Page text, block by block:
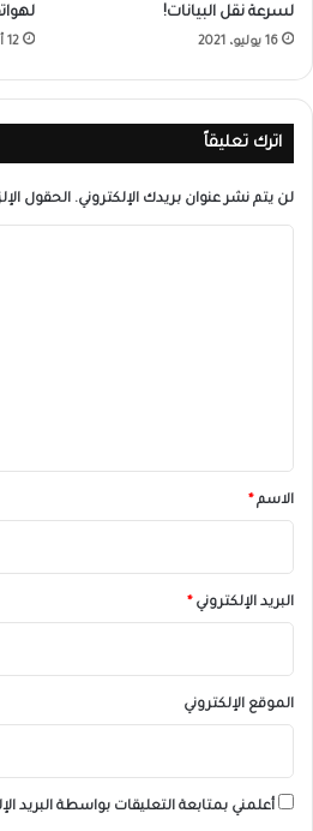
لسرعة نقل البيانات!
16 يوليو، 2021 12 أكتوبر، 2020
اترك تعليقاً
لن يتم نشر عنوان بريدك الإلكتروني. الحقول
*الاسم *
البريد الإلكتروني *
الموقع الإلكتروني
أعلمني بمتابعة التعليقات بواسطة البريد